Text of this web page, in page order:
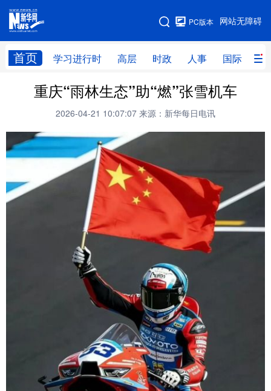
网站无障碍
PC版本
首页 学习进行时 高层 时政 人事 国际 财
网站地图
学习进行时 高层 时政 人事
财经 网评
台湾 思客智库
科创 量子
文化 书画 健康 军事
视频
金融
人居 信息化
乡村振兴 银龄
能源
娱乐 时尚
一带一路 亚太网
重庆“雨林生态”助“燃”张雪机车
2026-04-21 10:07:07 来源：新华每日电讯